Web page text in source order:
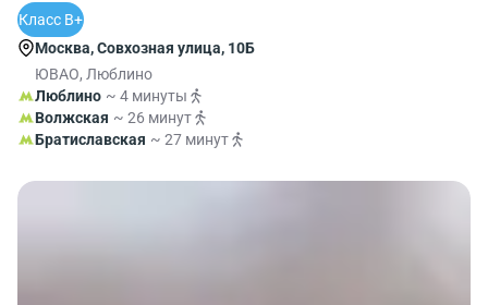
Класс B+
Москва, Совхозная улица, 10Б
ЮВАО, Люблино
Люблино ~ 4 минуты
Волжская ~ 26 минут
Братиславская ~ 27 минут